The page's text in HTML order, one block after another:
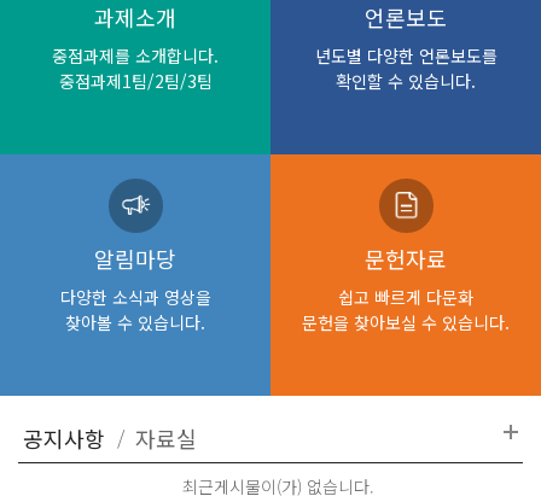
과제소개
중점과제를 소개합니다.
중점과제1팀/2팀/3팀
언론보도
년도별 다양한 언론보도를
확인할 수 있습니다.
알림마당
다양한 소식과 영상을
찾아볼 수 있습니다.
문헌자료
쉽고 빠르게 다문화
문헌을 찾아보실 수 있습니다.
최근게시물이(가) 없습니다.